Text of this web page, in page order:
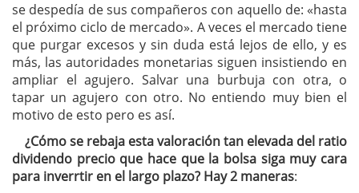
se despedía de sus compañeros con aquello de: «hasta
el próximo ciclo de mercado». A veces el mercado tiene
que purgar excesos y sin duda está lejos de ello, y es
más, las autoridades monetarias siguen insistiendo en
ampliar el agujero. Salvar una burbuja con otra, o
tapar un agujero con otro. No entiendo muy bien el
motivo de esto pero es así.
¿Cómo se rebaja esta valoración tan elevada del ratio
dividendo precio que hace que la bolsa siga muy cara
para inverrtir en el largo plazo? Hay 2 maneras: